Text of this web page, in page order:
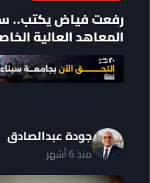
رفعت فياض يكتب..
المعاهد العالية
جودة عبدالصادق
منذ 6 أشهر